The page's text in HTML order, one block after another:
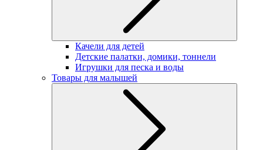
Качели для детей
Детские палатки, домики, тоннели
Игрушки для песка и воды
Товары для малышей